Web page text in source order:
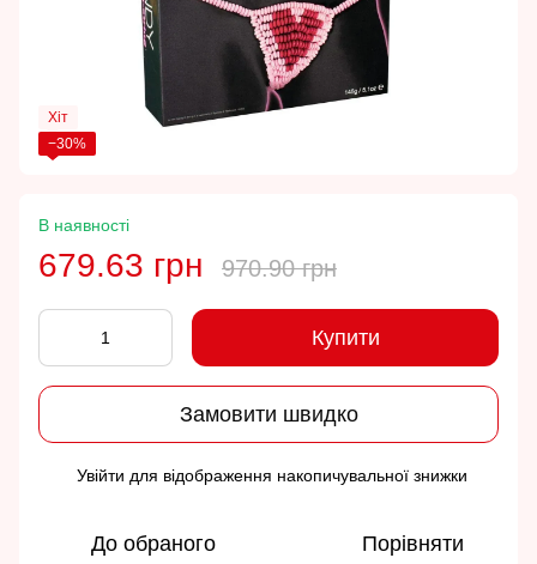
Хіт
−30%
В наявності
679.63 грн 970.90 грн
Купити
Замовити швидко
Увійти для відображення накопичувальної знижки
До обраного Порівняти